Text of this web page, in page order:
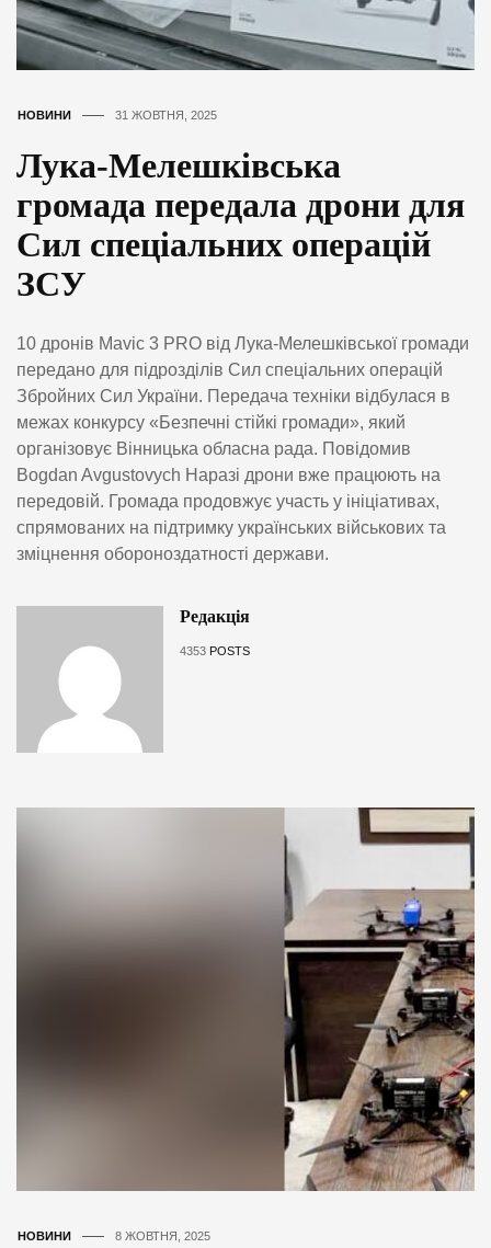
НОВИНИ 31 ЖОВТНЯ, 2025
Лука-Мелешківська
громада передала дрони для
Сил спеціальних операцій
ЗСУ
10 дронів Mavic 3 PRO від Лука-Мелешківської громади
передано для підрозділів Сил спеціальних операцій
Збройних Сил України. Передача техніки відбулася в
межах конкурсу «Безпечні стійкі громади», який
організовує Вінницька обласна рада. Повідомив
Bogdan Avgustovych Наразі дрони вже працюють на
передовій. Громада продовжує участь у ініціативах,
спрямованих на підтримку українських військових та
зміцнення обороноздатності держави.
Редакція
4353 POSTS
НОВИНИ 8 ЖОВТНЯ, 2025